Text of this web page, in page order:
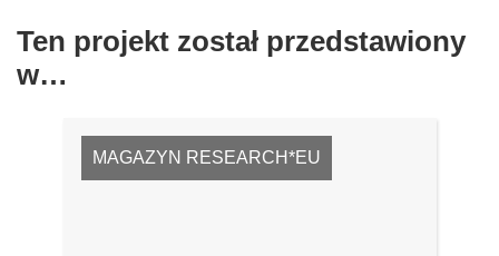
Ten projekt został przedstawiony
w…
MAGAZYN RESEARCH*EU